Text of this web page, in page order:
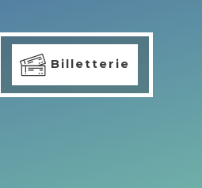
Billetterie